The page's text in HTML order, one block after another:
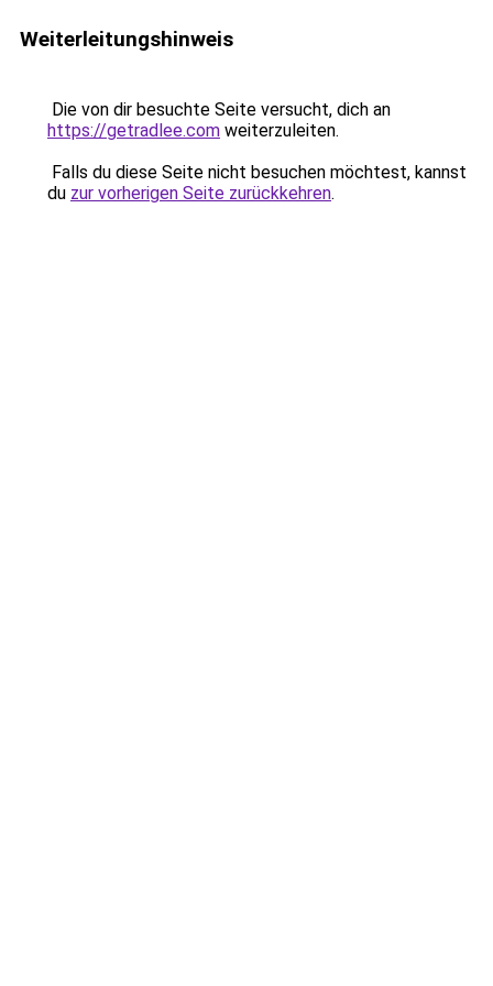
Weiterleitungshinweis
Die von dir besuchte Seite versucht, dich an
https://getradlee.com weiterzuleiten.
Falls du diese Seite nicht besuchen möchtest, kannst
du zur vorherigen Seite zurückkehren.